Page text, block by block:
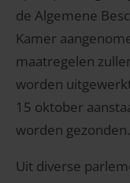
de Algemene
Kamer
maatregelen
worden
15 oktober
worden gezonden.
Uit diverse